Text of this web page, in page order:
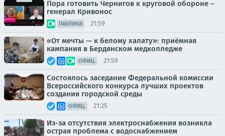
Пора готовить Чернигов к круговой обороне –
генерал Кривонос
ПАБЛИКИ 21:59
«От мечты — к белому халату»: приёмная
кампания в Бердянском медколледже
ОФИЦ. 21:59
Состоялось заседание Федеральной комиссии
Всероссийского конкурса лучших проектов
создания городской среды
ОФИЦ. 21:25
Из-за отсутствия электроснабжения возникла
острая проблема с водоснабжением